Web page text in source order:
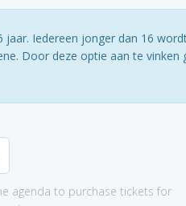
jaar. Iedereen jonger dan 16
Door deze optie aan te
agenda to purchase tickets for